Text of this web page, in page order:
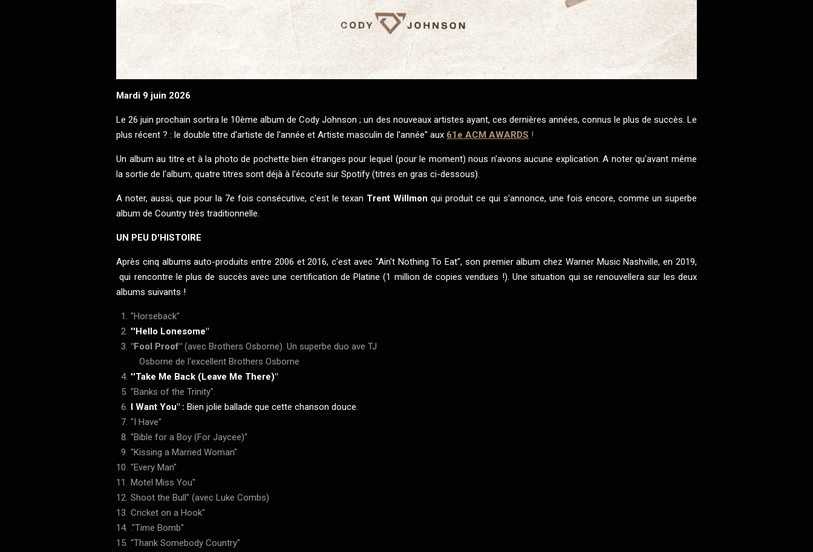
Mardi 9 juin 2026
Le 26 juin prochain sortira le 10ème album de Cody Johnson ; un des nouveaux artistes ayant, ces dernières années, connus le plus de succès. Le
plus récent ? : le double titre d'artiste de l'année et Artiste masculin de l'année'' aux 61e ACM AWARDS !
Un album au titre et à la photo de pochette bien étranges pour lequel (pour le moment) nous n'avons aucune explication. A noter qu'avant même
la sortie de l'album, quatre titres sont déjà à l'écoute sur Spotify (titres en gras ci-dessous).
A noter, aussi, que pour la 7e fois consécutive, c'est le texan Trent Willmon qui produit ce qui s'annonce, une fois encore, comme un superbe
album de Country très traditionnelle.
UN PEU D'HISTOIRE
Après cinq albums auto-produits entre 2006 et 2016, c'est avec ''Ain't Nothing To Eat", son premier album chez Warner Music Nashville, en 2019,
qui rencontre le plus de succès avec une certification de Platine (1 million de copies vendues !). Une situation qui se renouvellera sur les deux
albums suivants !
"Horseback"
''Hello Lonesome"
"Fool Proof" (avec Brothers Osborne). Un superbe duo ave TJ
Osborne de l'excellent Brothers Osborne
''Take Me Back (Leave Me There)"
"Banks of the Trinity".
I Want You" : Bien jolie ballade que cette chanson douce.
"I Have"
"Bible for a Boy (For Jaycee)"
"Kissing a Married Woman"
"Every Man"
Motel Miss You"
Shoot the Bull" (avec Luke Combs)
Cricket on a Hook"
."Time Bomb"
"Thank Somebody Country"